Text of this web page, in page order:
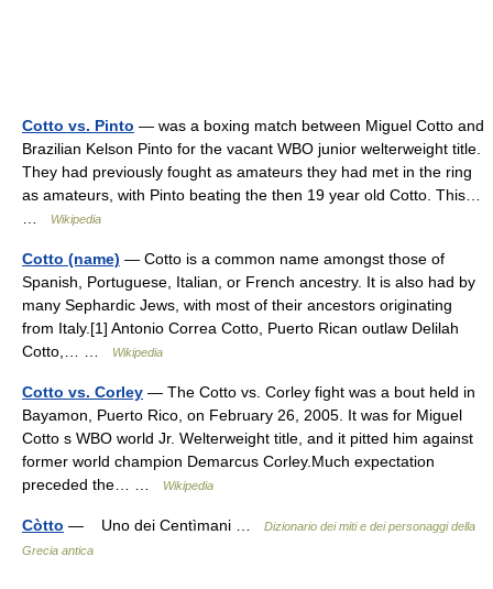
Cotto vs. Pinto — was a boxing match between Miguel Cotto and
Brazilian Kelson Pinto for the vacant WBO junior welterweight title.
They had previously fought as amateurs they had met in the ring
as amateurs, with Pinto beating the then 19 year old Cotto. This…
Wikipedia
Cotto (name) — Cotto is a common name amongst those of
Spanish, Portuguese, Italian, or French ancestry. It is also had by
many Sephardic Jews, with most of their ancestors originating
from Italy.[1] Antonio Correa Cotto, Puerto Rican outlaw Delilah
Cotto,… …
Wikipedia
Cotto vs. Corley — The Cotto vs. Corley fight was a bout held in
Bayamon, Puerto Rico, on February 26, 2005. It was for Miguel
Cotto s WBO world Jr. Welterweight title, and it pitted him against
former world champion Demarcus Corley.Much expectation
preceded the… …
Wikipedia
Còtto — Uno dei Centìmani …
Dizionario dei miti e dei personaggi della
Grecia antica